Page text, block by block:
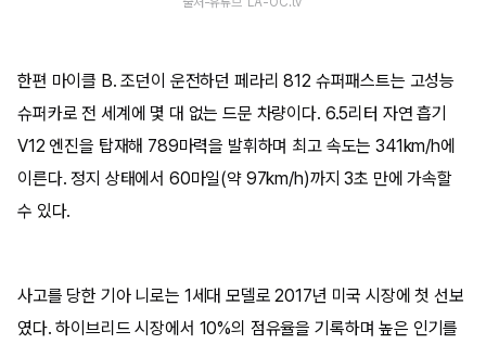
한편 마이클 B. 조던이 운전하던 페라리 812 슈퍼패스트는 고성능
슈퍼카로 전 세계에 몇 대 없는 드문 차량이다. 6.5리터 자연 흡기
V12 엔진을 탑재해 789마력을 발휘하며 최고 속도는 341km/h에
이른다. 정지 상태에서 60마일(약 97km/h)까지 3초 만에 가속할
수 있다.
사고를 당한 기아 니로는 1세대 모델로 2017년 미국 시장에 첫 선보
였다. 하이브리드 시장에서 10%의 점유율을 기록하며 높은 인기를